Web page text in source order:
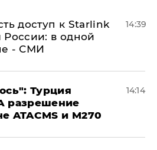
доступ к Starlink
России: в одной
- СМИ
14:39
Турция
разрешение
ATACMS и M270
14:14